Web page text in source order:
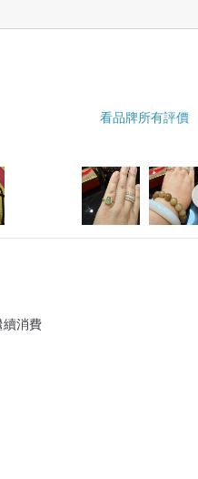
看品牌所有評價
消費